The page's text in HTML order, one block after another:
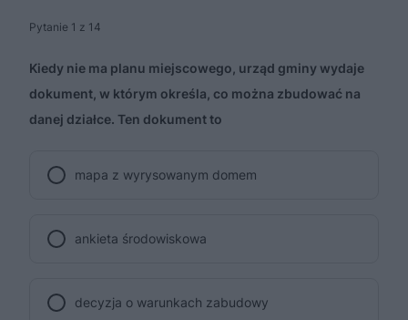
Pytanie 1 z 14
Kiedy nie ma planu miejscowego, urząd gminy wydaje
dokument, w którym określa, co można zbudować na
danej działce. Ten dokument to
mapa z wyrysowanym domem
ankieta środowiskowa
decyzja o warunkach zabudowy